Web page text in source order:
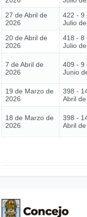
27 de Abril de
2026
422 - 9
Julio
20 de Abril de
2026
418 - 8
Julio
7 de Abril de
2026
409 - 9
Junio
19 de Marzo de
2026
398 -
Abril
18 de Marzo de
2026
398 -
Abril